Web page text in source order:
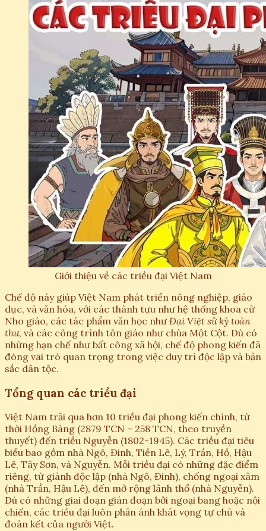
Giới thiệu về các triều đại Việt Nam
Chế độ này giúp Việt Nam phát triển nông nghiệp, giáo
dục, và văn hóa, với các thành tựu như hệ thống khoa cử
Nho giáo, các tác phẩm văn học như Đại Việt sử ký toàn
thư, và các công trình tôn giáo như chùa Một Cột. Dù có
những hạn chế như bất công xã hội, chế độ phong kiến đã
đóng vai trò quan trọng trong việc duy trì độc lập và bản
sắc dân tộc.
Tổng quan các triều đại
Việt Nam trải qua hơn 10 triều đại phong kiến chính, từ
thời Hồng Bàng (2879 TCN – 258 TCN, theo truyền
thuyết) đến triều Nguyễn (1802-1945). Các triều đại tiêu
biểu bao gồm nhà Ngô, Đinh, Tiền Lê, Lý, Trần, Hồ, Hậu
Lê, Tây Sơn, và Nguyễn. Mỗi triều đại có những đặc điểm
riêng, từ giành độc lập (nhà Ngô, Đinh), chống ngoại xâm
(nhà Trần, Hậu Lê), đến mở rộng lãnh thổ (nhà Nguyễn).
Dù có những giai đoạn gián đoạn bởi ngoại bang hoặc nội
chiến, các triều đại luôn phản ánh khát vọng tự chủ và
đoàn kết của người Việt.